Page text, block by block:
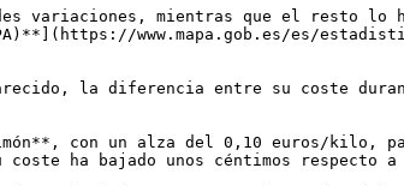
variaciones, mientras que el resto lo
www.mapa.gob.es/es/
la diferencia entre su coste
con un alza del 0,10 euros/kilo,
ha bajado unos céntimos respecto a